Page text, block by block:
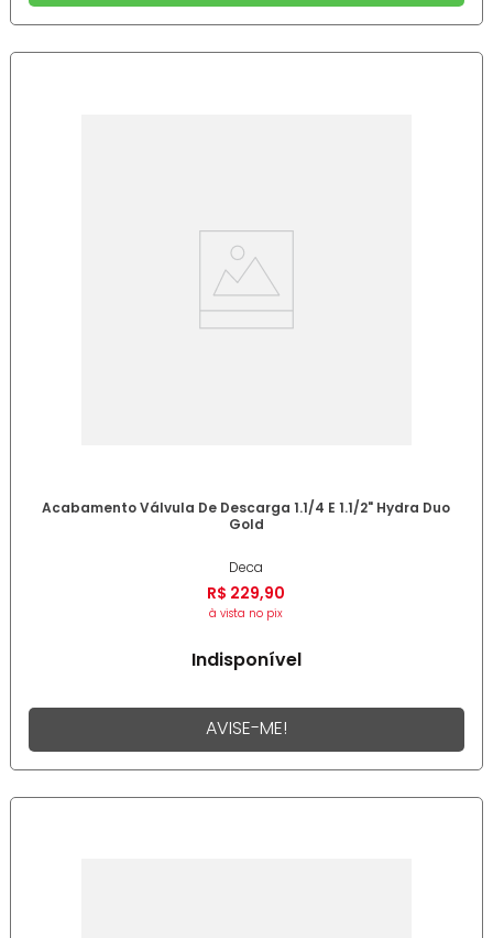
Acabamento Válvula De Descarga 1.1/4 E 1.1/2" Hydra Duo
Gold
Deca
R$ 229,90
à vista no pix
Indisponível
AVISE-ME!